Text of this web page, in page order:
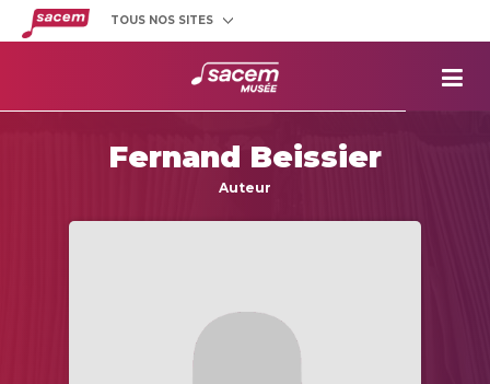
TOUS NOS SITES
Fernand Beissier
Auteur